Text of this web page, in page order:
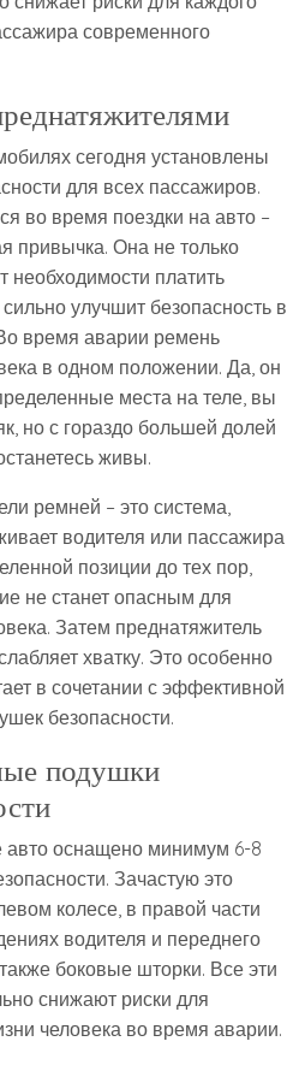
современного
сегодня установлены
для всех пассажиров.
во время поездки на авто –
привычка. Она не только
необходимости платить
улучшит безопасность в
время аварии ремень
в одном положении. Да, он
места на теле, вы
но с гораздо большей долей
живы.
ремней – это система,
водителя или пассажира
позиции до тех пор,
не станет опасным для
Затем преднатяжитель
хватку. Это особенно
в сочетании с эффективной
безопасности.
подушки
оснащено минимум 6-8
Зачастую это
колесе, в правой части
водителя и переднего
боковые шторки. Все эти
снижают риски для
человека во время аварии.